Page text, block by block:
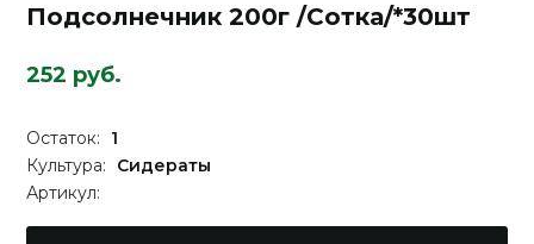
Подсолнечник 200г /Сотка/*30шт
252 руб.
Остаток:
1
Культура:
Сидераты
Артикул: